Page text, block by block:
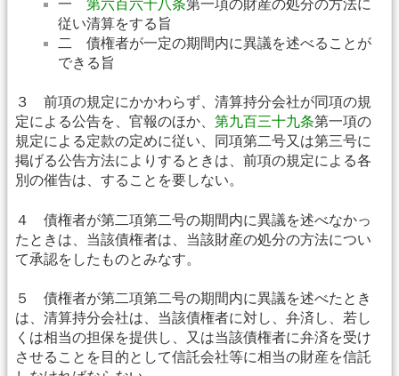
一 第六百六十八条第一項の財産の処分の方法に
従い清算をする旨
二 債権者が一定の期間内に異議を述べることが
できる旨
３ 前項の規定にかかわらず、清算持分会社が同項の規
定による公告を、官報のほか、 第九百三十九条第一項の
規定による定款の定めに従い、同項第二号又は第三号に
掲げる公告方法によりするときは、前項の規定による各
別の催告は、することを要しない。
４ 債権者が第二項第二号の期間内に異議を述べなかっ
たときは、当該債権者は、当該財産の処分の方法につい
て承認をしたものとみなす。
５ 債権者が第二項第二号の期間内に異議を述べたとき
は、清算持分会社は、当該債権者に対し、弁済し、若し
くは相当の担保を提供し、又は当該債権者に弁済を受け
させることを目的として信託会社等に相当の財産を信託